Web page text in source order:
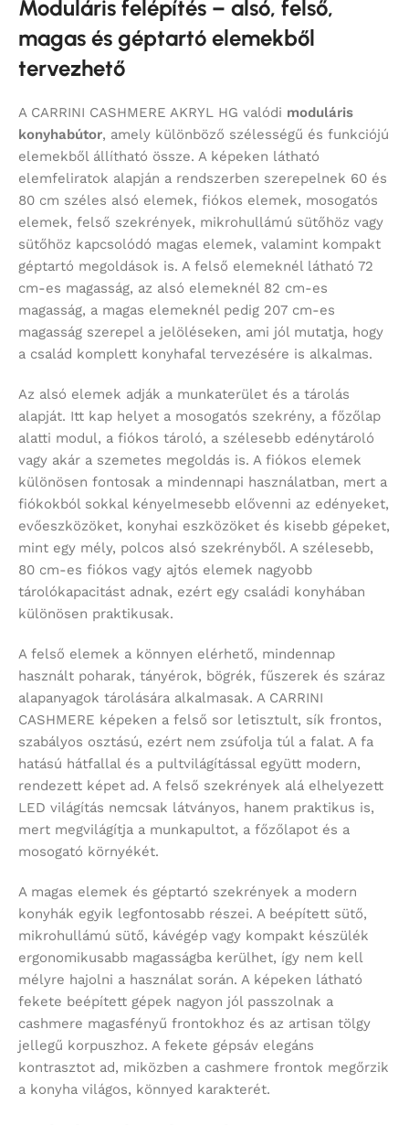
Moduláris felépítés – alsó, felső,
magas és géptartó elemekből
tervezhető
A CARRINI CASHMERE AKRYL HG valódi moduláris
konyhabútor, amely különböző szélességű és funkciójú
elemekből állítható össze. A képeken látható
elemfeliratok alapján a rendszerben szerepelnek 60 és
80 cm széles alsó elemek, fiókos elemek, mosogatós
elemek, felső szekrények, mikrohullámú sütőhöz vagy
sütőhöz kapcsolódó magas elemek, valamint kompakt
géptartó megoldások is. A felső elemeknél látható 72
cm-es magasság, az alsó elemeknél 82 cm-es
magasság, a magas elemeknél pedig 207 cm-es
magasság szerepel a jelöléseken, ami jól mutatja, hogy
a család komplett konyhafal tervezésére is alkalmas.
Az alsó elemek adják a munkaterület és a tárolás
alapját. Itt kap helyet a mosogatós szekrény, a főzőlap
alatti modul, a fiókos tároló, a szélesebb edénytároló
vagy akár a szemetes megoldás is. A fiókos elemek
különösen fontosak a mindennapi használatban, mert a
fiókokból sokkal kényelmesebb elővenni az edényeket,
evőeszközöket, konyhai eszközöket és kisebb gépeket,
mint egy mély, polcos alsó szekrényből. A szélesebb,
80 cm-es fiókos vagy ajtós elemek nagyobb
tárolókapacitást adnak, ezért egy családi konyhában
különösen praktikusak.
A felső elemek a könnyen elérhető, mindennap
használt poharak, tányérok, bögrék, fűszerek és száraz
alapanyagok tárolására alkalmasak. A CARRINI
CASHMERE képeken a felső sor letisztult, sík frontos,
szabályos osztású, ezért nem zsúfolja túl a falat. A fa
hatású hátfallal és a pultvilágítással együtt modern,
rendezett képet ad. A felső szekrények alá elhelyezett
LED világítás nemcsak látványos, hanem praktikus is,
mert megvilágítja a munkapultot, a főzőlapot és a
mosogató környékét.
A magas elemek és géptartó szekrények a modern
konyhák egyik legfontosabb részei. A beépített sütő,
mikrohullámú sütő, kávégép vagy kompakt készülék
ergonomikusabb magasságba kerülhet, így nem kell
mélyre hajolni a használat során. A képeken látható
fekete beépített gépek nagyon jól passzolnak a
cashmere magasfényű frontokhoz és az artisan tölgy
jellegű korpuszhoz. A fekete gépsáv elegáns
kontrasztot ad, miközben a cashmere frontok megőrzik
a konyha világos, könnyed karakterét.